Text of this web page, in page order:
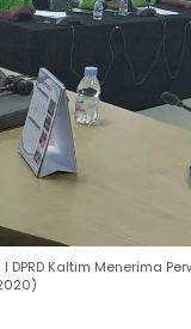
I DPRD Kaltim Menerima